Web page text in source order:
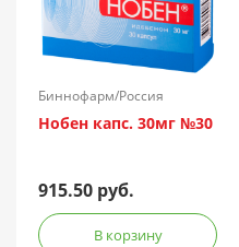
Биннофарм/Россия
Нобен капс. 30мг №30
915.50 руб.
В корзину